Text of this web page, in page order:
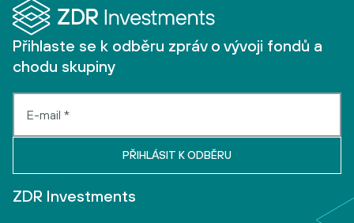
Přihlaste se k odběru zpráv o vývoji fondů a
chodu skupiny
ZDR Investments